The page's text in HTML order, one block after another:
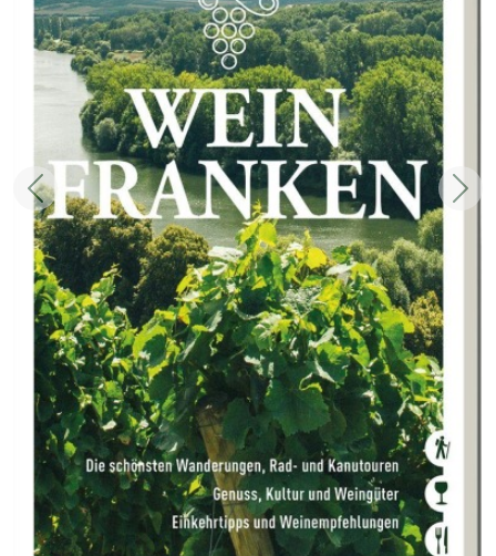
Zurück